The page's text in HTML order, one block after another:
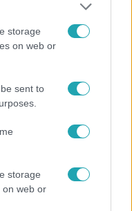
storage
on web or
sent to
storage
on web or
Levente